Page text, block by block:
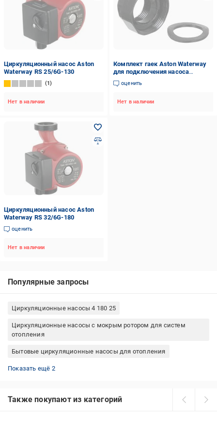
Циркуляционный насос Aston
Waterway RS 25/6G-130
1
Нет в наличии
Комплект гаек Aston Waterway
для подключения насоса
(зборный) элемент 1 1/2 x 1
оценить
Нет в наличии
Циркуляционный насос Aston
Waterway RS 32/6G-180
оценить
Нет в наличии
Популярные запросы
Циркуляционные насосы 4 180 25
Циркуляционные насосы с мокрым ротором для систем
отопления
Бытовые циркуляционные насосы для отопления
Циркуляционный насос 25 4
Насос циркуляционный 32 8
Показать ещё 2
Также покупают из категорий